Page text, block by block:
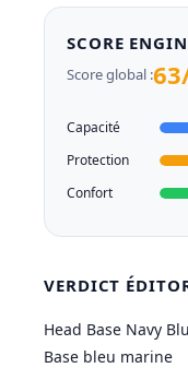
SCORE
Score global :
Capacité
Protection
Confort
VERDICT
Head Base Navy
Base bleu marine